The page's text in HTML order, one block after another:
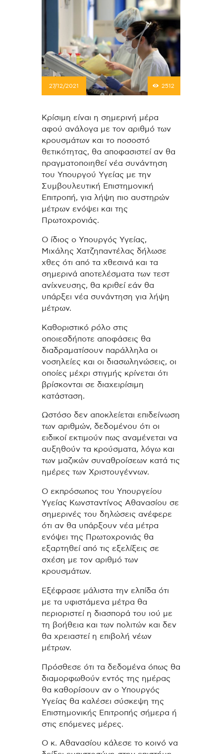
27/12/2021 2512
Κρίσιμη είναι η σημερινή μέρα
αφού ανάλογα με τον αριθμό των
κρουσμάτων και το ποσοστό
θετικότητας, θα αποφασιστεί αν θα
πραγματοποιηθεί νέα συνάντηση
του Υπουργού Υγείας με την
Συμβουλευτική Επιστημονική
Επιτροπή, για λήψη πιο αυστηρών
μέτρων ενόψει και της
Πρωτοχρονιάς.
Ο ίδιος ο Υπουργός Υγείας,
Μιχάλης Χατζηπαντέλας δήλωσε
χθες ότι από τα χθεσινά και τα
σημερινά αποτελέσματα των τεστ
ανίχνευσης, θα κριθεί εάν θα
υπάρξει νέα συνάντηση για λήψη
μέτρων.
Καθοριστικό ρόλο στις
οποιεσδήποτε αποφάσεις θα
διαδραματίσουν παράλληλα οι
νοσηλείες και οι διασωληνώσεις, οι
οποίες μέχρι στιγμής κρίνεται ότι
βρίσκονται σε διαχειρίσιμη
κατάσταση.
Ωστόσο δεν αποκλείεται επιδείνωση
των αριθμών, δεδομένου ότι οι
ειδικοί εκτιμούν πως αναμένεται να
αυξηθούν τα κρούσματα, λόγω και
των μαζικών συναθροίσεων κατά τις
ημέρες των Χριστουγέννων.
Ο εκπρόσωπος του Υπουργείου
Υγείας Κωνσταντίνος Αθανασίου σε
σημερινές του δηλώσεις ανέφερε
ότι αν θα υπάρξουν νέα μέτρα
ενόψει της Πρωτοχρονιάς θα
εξαρτηθεί από τις εξελίξεις σε
σχέση με τον αριθμό των
κρουσμάτων.
Εξέφρασε μάλιστα την ελπίδα ότι
με τα υφιστάμενα μέτρα θα
περιοριστεί η διασπορά του ιού με
τη βοήθεια και των πολιτών και δεν
θα χρειαστεί η επιβολή νέων
μέτρων.
Πρόσθεσε ότι τα δεδομένα όπως θα
διαμορφωθούν εντός της ημέρας
θα καθορίσουν αν ο Υπουργός
Υγείας θα καλέσει σύσκεψη της
Επιστημονικής Επιτροπής σήμερα ή
στις επόμενες μέρες.
Ο κ. Αθανασίου κάλεσε το κοινό να